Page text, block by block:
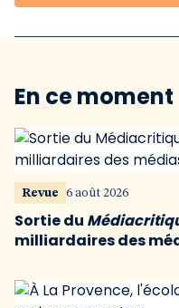
En ce moment
Revue 6 août 2026
Sortie du
milliardaires des